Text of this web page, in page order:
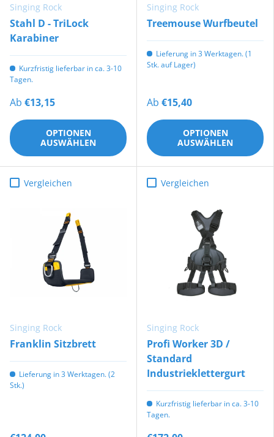
Singing Rock
Stahl D - TriLock
Karabiner
Kurzfristig lieferbar in ca. 3-10
Tagen.
Ab €13,15
OPTIONEN
AUSWÄHLEN
Singing Rock
Treemouse Wurfbeutel
Lieferung in 3 Werktagen. (1
Stk. auf Lager)
Ab €15,40
OPTIONEN
AUSWÄHLEN
Vergleichen
Singing Rock
Franklin Sitzbrett
Lieferung in 3 Werktagen. (2
Stk.)
Vergleichen
Singing Rock
Profi Worker 3D /
Standard
Industrieklettergurt
Kurzfristig lieferbar in ca. 3-10
Tagen.